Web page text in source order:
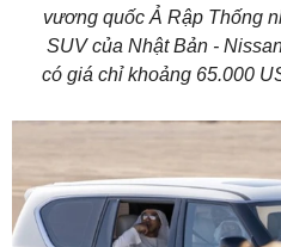
vương quốc Ả Rập Thống
SUV của Nhật Bản -
có giá chỉ khoảng 65.000